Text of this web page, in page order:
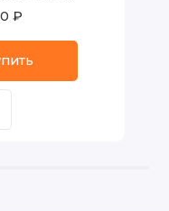
₽